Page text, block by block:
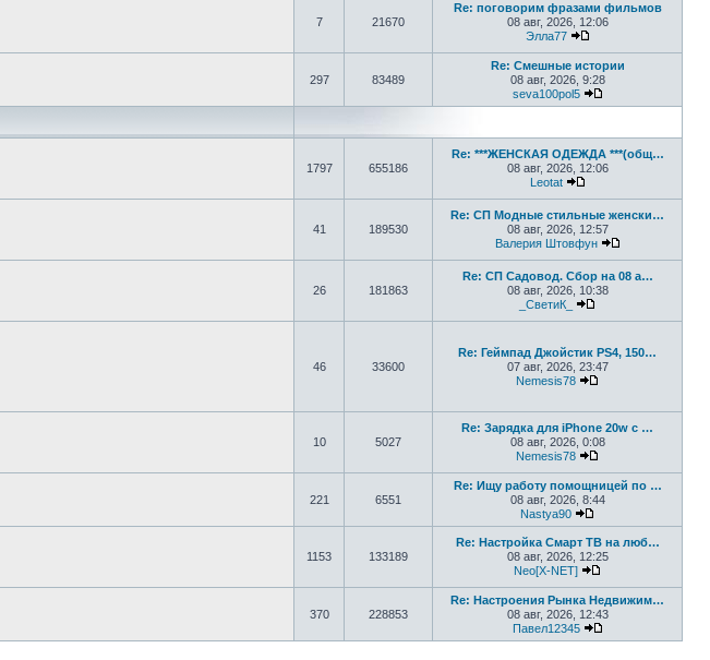
7 21670
Re: поговорим фразами фильмов
08 авг, 2026, 12:06
Элла77
297 83489
Re: Смешные истории
08 авг, 2026, 9:28
seva100pol5
Перейти к
1797 655186
Re: ***ЖЕНСКАЯ ОДЕЖДА ***(общ…
08 авг, 2026, 12:06
Leotat
41 189530
Re: СП Модные стильные женски…
08 авг, 2026, 12:57
Валерия Штовфун
26 181863
Re: СП Садовод. Сбор на 08 а…
08 авг, 2026, 10:38
_СветиК_
46 33600
Re: Геймпад Джoйcтик PS4, 150…
07 авг, 2026, 23:47
Nemesis78
10 5027
Re: Зарядка для iPhone 20w с …
08 авг, 2026, 0:08
Nemesis78
221 6551
Re: Ищу работу помощницей по …
08 авг, 2026, 8:44
Nastya90
Перейти к
1153 133189
Re: Настройка Смарт ТВ на люб…
08 авг, 2026, 12:25
Neo[X-NET]
370 228853
Re: Настроения Рынка Недвижим…
08 авг, 2026, 12:43
Павел12345
Перейти к